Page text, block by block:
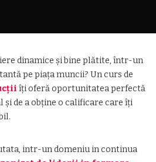
dinamice și bine plătite, într-un
pe piața muncii? Un curs de
îți oferă oportunitatea perfectă
și de a obține o calificare care îți
intr-un domeniu in continua